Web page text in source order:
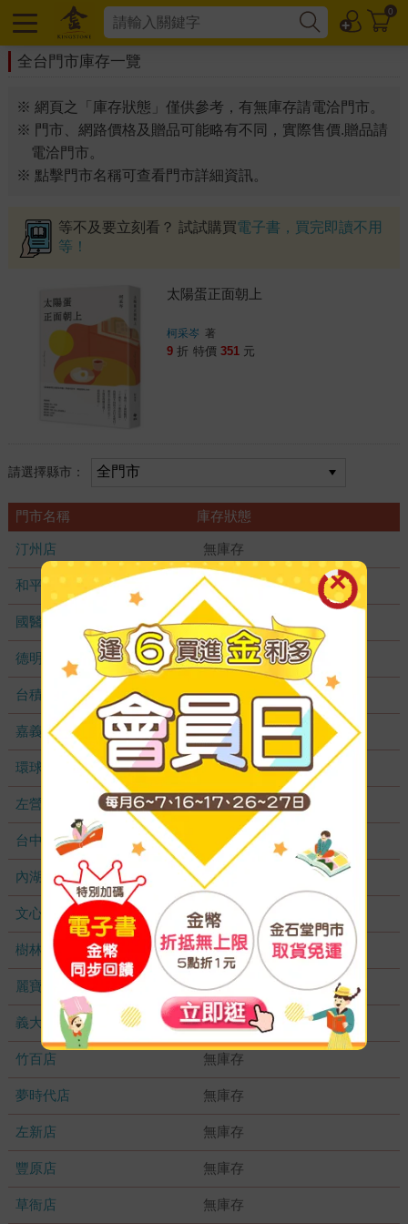
0
全台門市庫存一覽
※ 網頁之「庫存狀態」僅供參考，有無庫存請電洽門市。
※ 門市、網路價格及贈品可能略有不同，實際售價.贈品請
電洽門市。
※ 點擊門市名稱可查看門市詳細資訊。
等不及要立刻看？ 試試購買電子書，買完即讀不用
等！
太陽蛋正面朝上
柯采岑 著
9 折 特價 351 元
請選擇縣市：
門市名稱 庫存狀態
汀州店 無庫存
和平店 無庫存
國醫加盟店 無庫存
德明加盟店 無庫存
台積店 無庫存
嘉義耐斯店 無庫存
環球店 無庫存
左營店 無庫存
台中秀泰店 無庫存
內湖大潤發 無庫存
文心店 無庫存
樹林店 無庫存
麗寶店 無庫存
義大店 無庫存
竹百店 無庫存
夢時代店 無庫存
左新店 無庫存
豐原店 無庫存
草衙店 無庫存